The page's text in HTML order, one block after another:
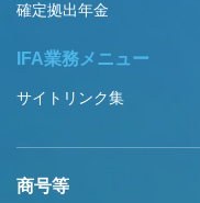
確定拠出年金
IFA業務メニュー
サイトリンク集
商号等